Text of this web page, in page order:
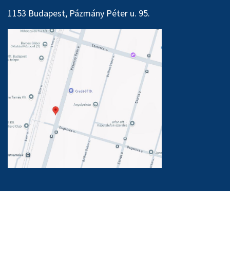
1153 Budapest, Pázmány Péter u. 95.